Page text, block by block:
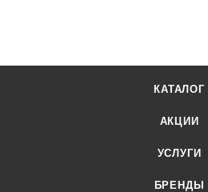
КАТАЛОГ
АКЦИИ
УСЛУГИ
БРЕНДЫ